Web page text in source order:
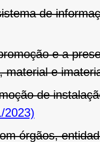
de
e a
material e
de
2023)
órgãos,